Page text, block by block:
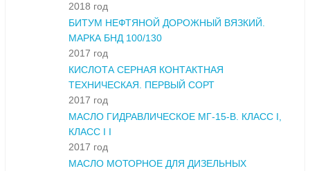
2018 год
БИТУМ НЕФТЯНОЙ ДОРОЖНЫЙ ВЯЗКИЙ.
МАРКА БНД 100/130
2017 год
КИСЛОТА СЕРНАЯ КОНТАКТНАЯ
ТЕХНИЧЕСКАЯ. ПЕРВЫЙ СОРТ
2017 год
МАСЛО ГИДРАВЛИЧЕСКОЕ МГ-15-В. КЛАСС I,
КЛАСС I I
2017 год
МАСЛО МОТОРНОЕ ДЛЯ ДИЗЕЛЬНЫХ